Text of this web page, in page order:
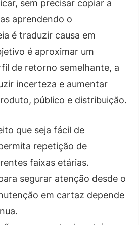
sem precisar copiar a
aprendendo o
é traduzir causa em
é aproximar um
de retorno semelhante, a
incerteza e aumentar
público e distribuição.
que seja fácil de
repetição de
faixas etárias.
segurar atenção desde o
em cartaz depende